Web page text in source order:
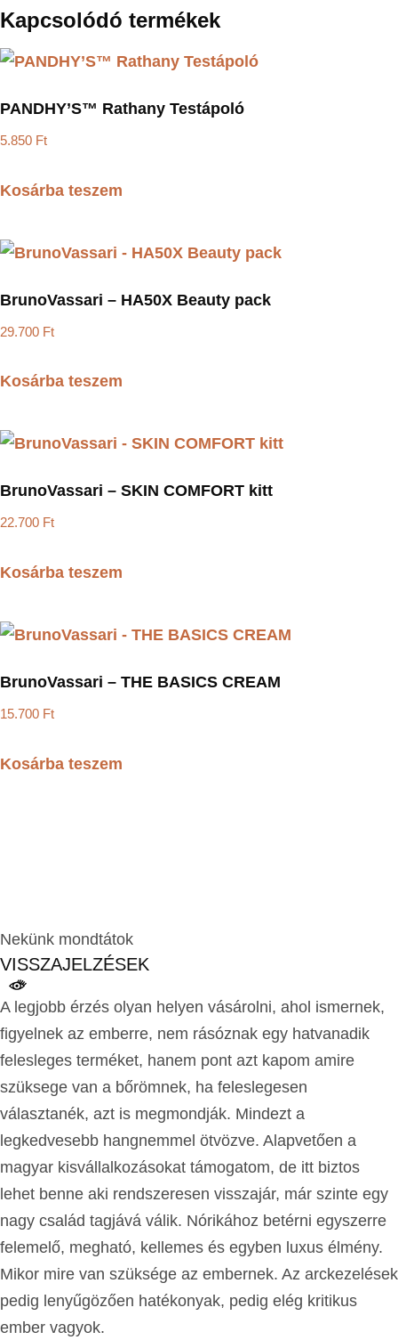
Kapcsolódó termékek
PANDHY’S™ Rathany Testápoló
5.850 Ft
Kosárba teszem
BrunoVassari – HA50X Beauty pack
29.700 Ft
Kosárba teszem
BrunoVassari – SKIN COMFORT kitt
22.700 Ft
Kosárba teszem
BrunoVassari – THE BASICS CREAM
15.700 Ft
Kosárba teszem
Nekünk mondtátok
VISSZAJELZÉSEK
A legjobb érzés olyan helyen vásárolni, ahol ismernek,
figyelnek az emberre, nem rásóznak egy hatvanadik
felesleges terméket, hanem pont azt kapom amire
szüksege van a bőrömnek, ha feleslegesen
választanék, azt is megmondják. Mindezt a
legkedvesebb hangnemmel ötvözve. Alapvetően a
magyar kisvállalkozásokat támogatom, de itt biztos
lehet benne aki rendszeresen visszajár, már szinte egy
nagy család tagjává válik. Nórikához betérni egyszerre
felemelő, megható, kellemes és egyben luxus élmény.
Mikor mire van szüksége az embernek. Az arckezelések
pedig lenyűgözően hatékonyak, pedig elég kritikus
ember vagyok.